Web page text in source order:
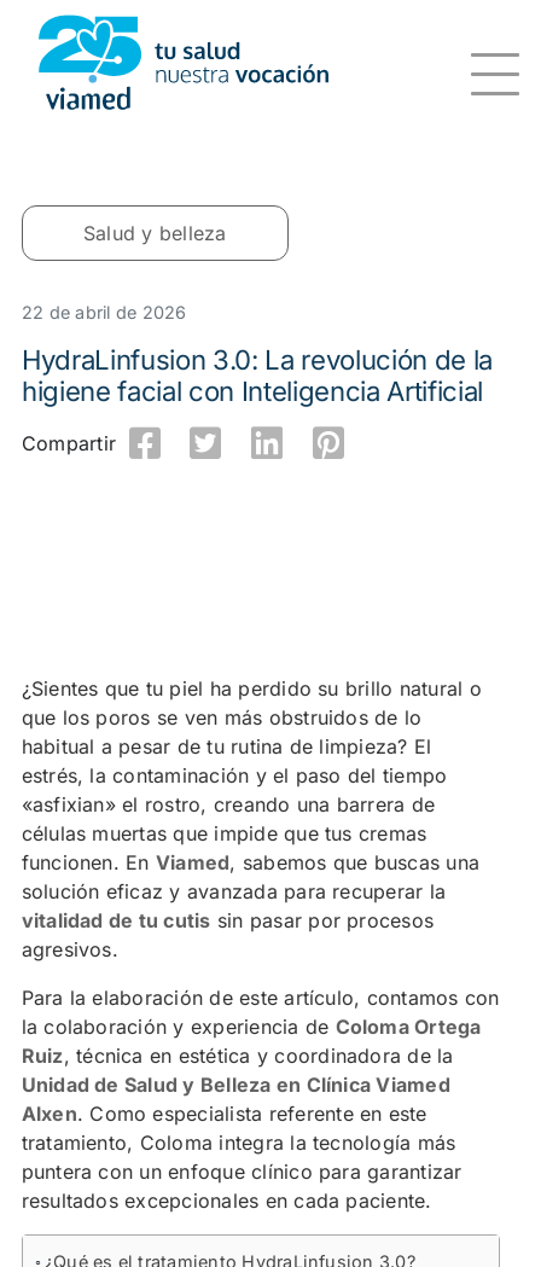
Saltar
contenido
Salud y belleza
22 de abril de 2026
HydraLinfusion 3.0: La revolución de la
higiene facial con Inteligencia Artificial
Compartir
¿Sientes que tu piel ha perdido su brillo natural o
que los poros se ven más obstruidos de lo
habitual a pesar de tu rutina de limpieza? El
estrés, la contaminación y el paso del tiempo
«asfixian» el rostro, creando una barrera de
células muertas que impide que tus cremas
funcionen. En Viamed, sabemos que buscas una
solución eficaz y avanzada para recuperar la
vitalidad de tu cutis sin pasar por procesos
agresivos.
Para la elaboración de este artículo, contamos con
la colaboración y experiencia de Coloma Ortega
Ruiz, técnica en estética y coordinadora de la
Unidad de Salud y Belleza en Clínica Viamed
Alxen. Como especialista referente en este
tratamiento, Coloma integra la tecnología más
puntera con un enfoque clínico para garantizar
resultados excepcionales en cada paciente.
¿Qué es el tratamiento HydraLinfusion 3.0?